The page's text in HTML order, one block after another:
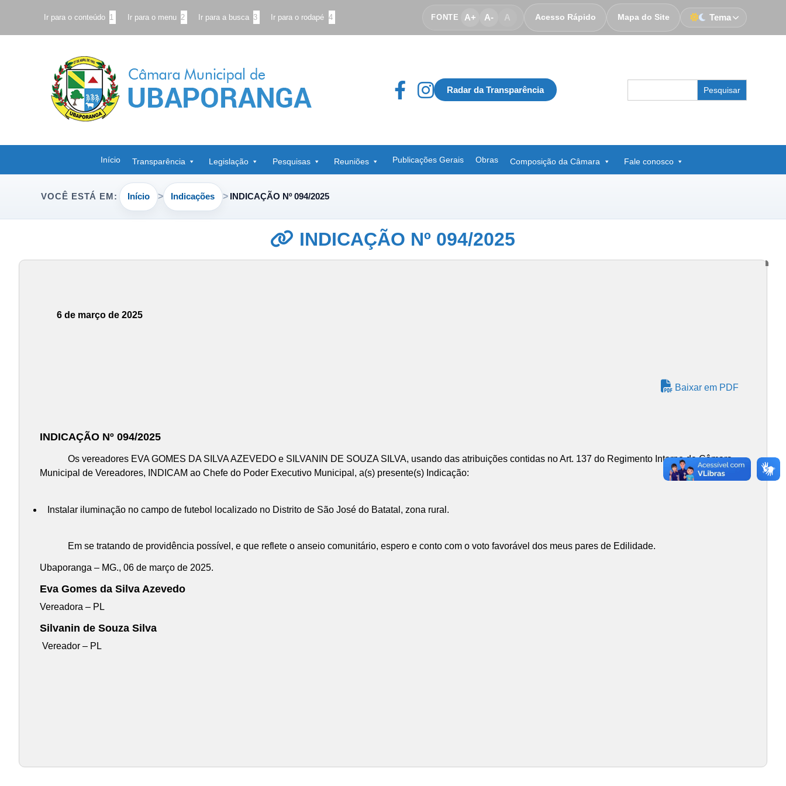
Ir para o conteúdo 1 Ir para o menu 2 Ir para a busca 3 Ir para o rodapé 4 FONTE A+ A- A Acesso Rápido Mapa do Site Tema
Radar da Transparência
for:
Início Transparência Legislação Pesquisas Reuniões Publicações Gerais Obras Composição da Câmara Fale conosco
VOCÊ ESTÁ EM: Início Indicações INDICAÇÃO Nº 094/2025
INDICAÇÃO Nº 094/2025
6 de março de 2025
Baixar em PDF
INDICAÇÃO Nº 094/2025
Os vereadores EVA GOMES DA SILVA AZEVEDO e SILVANIN DE SOUZA SILVA, usando das atribuições contidas no Art. 137 do Regimento Interno da Câmara
Municipal de Vereadores, INDICAM ao Chefe do Poder Executivo Municipal, a(s) presente(s) Indicação:
Instalar iluminação no campo de futebol localizado no Distrito de São José do Batatal, zona rural.
Em se tratando de providência possível, e que reflete o anseio comunitário, espero e conto com o voto favorável dos meus pares de Edilidade.
Ubaporanga – MG., 06 de março de 2025.
Eva Gomes da Silva Azevedo
Vereadora – PL
Silvanin de Souza Silva
Vereador – PL